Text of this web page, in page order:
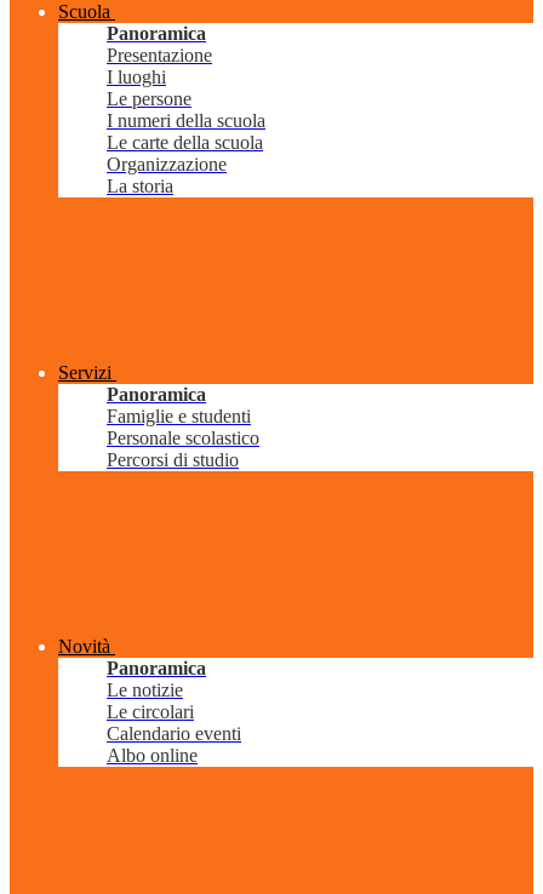
Scuola
Panoramica
Presentazione
I luoghi
Le persone
I numeri della scuola
Le carte della scuola
Organizzazione
La storia
Servizi
Panoramica
Famiglie e studenti
Personale scolastico
Percorsi di studio
Novità
Panoramica
Le notizie
Le circolari
Calendario eventi
Albo online